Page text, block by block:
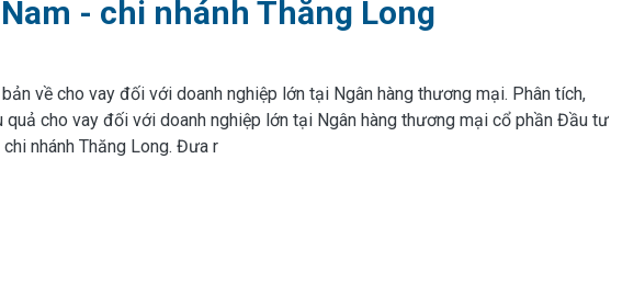
- chi nhánh Thăng Long
về cho vay đối với doanh nghiệp lớn tại Ngân hàng thương mại. Phân tích,
quả cho vay đối với doanh nghiệp lớn tại Ngân hàng thương mại cổ phần Đầu tư
nhánh Thăng Long. Đưa r